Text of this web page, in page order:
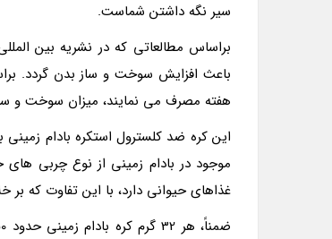
سیر نگه داشتن شماست.
براساس مطالعاتی که در نشریه بین
هفته مصرف می نمایند، میزان سوخت و ساز آنها تا 11 درصد
این کره ضد کلسترول استکره بادام
موجود در بادام زمینی از نوع چربی
غذاهای حیوانی دارد، با این تفاوت که